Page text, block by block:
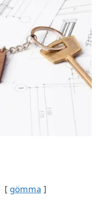
gömma